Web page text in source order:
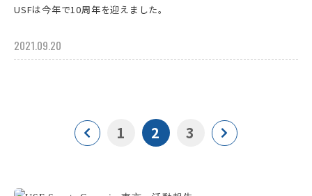
USFは今年で10周年を迎えました。
2021.09.20
1 2 3